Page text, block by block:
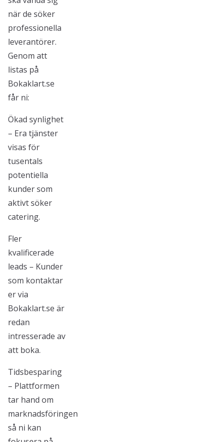
när de söker
professionella
leverantörer.
Genom att
listas på
Bokaklart.se
får ni:
Ökad synlighet
– Era tjänster
visas för
tusentals
potentiella
kunder som
aktivt söker
catering.
Fler
kvalificerade
leads – Kunder
som kontaktar
er via
Bokaklart.se är
redan
intresserade av
att boka.
Tidsbesparing
– Plattformen
tar hand om
marknadsföringen
så ni kan